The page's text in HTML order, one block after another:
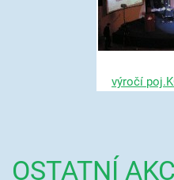
výročí
OSTATNÍ